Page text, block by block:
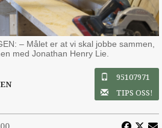
– Målet er at vi skal jobbe sammen,
med Jonathan Henry Lie.
95107971
TIPS OSS!